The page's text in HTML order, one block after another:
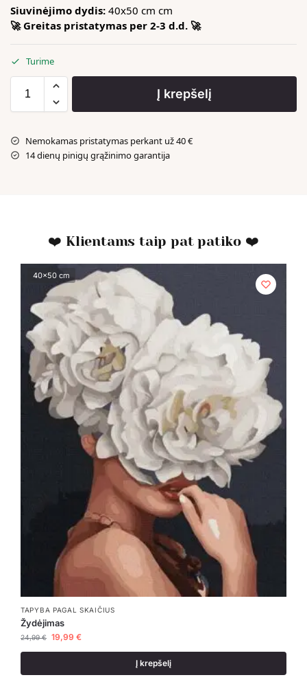
Siuvinėjimo dydis: 40x50 cm cm
🚀 Greitas pristatymas per 2-3 d.d. 🚀
Turime
Į krepšelį
Nemokamas pristatymas perkant už 40 €
14 dienų pinigų grąžinimo garantija
❤️ Klientams taip pat patiko ❤️
40x50 cm
TAPYBA PAGAL SKAIČIUS
Žydėjimas
24,99€ 19,99 €
Į krepšelį